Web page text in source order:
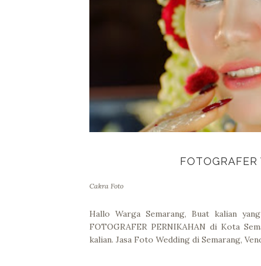
Cakra Foto
Hallo Warga Semarang, Buat kalian
FOTOGRAFER PERNIKAHAN di Kota
kalian. Jasa Foto Wedding di Semarang,